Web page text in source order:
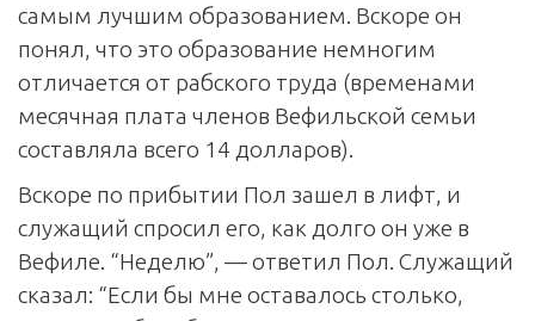
самым лучшим образованием. Вскоре он
понял, что это образование немногим
отличается от рабского труда (временами
месячная плата членов Вефильской семьи
составляла всего 14 долларов).
Вскоре по прибытии Пол зашел в лифт, и
служащий спросил его, как долго он уже в
Вефиле. “Неделю”, — ответил Пол. Служащий
сказал: “Если бы мне оставалось столько,